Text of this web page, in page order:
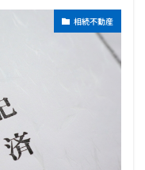
相続不動産